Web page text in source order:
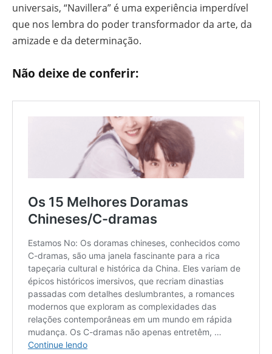
universais, “Navillera” é uma experiência imperdível
que nos lembra do poder transformador da arte, da
amizade e da determinação.
Não deixe de conferir: